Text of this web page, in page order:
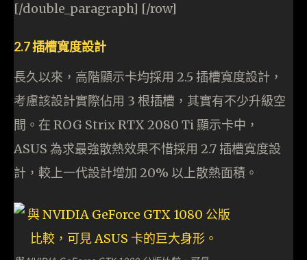
[/double_paragraph] [/row]
2.7 插槽寬度設計
長久以來，高階顯示卡均採用 2.5 插槽寬度設計，
考慮該設計實際佔用 3 根插槽，其實有不少升級空
間。在 ROG Strix RTX 2080 Ti 顯示卡中，
ASUS 為求最強散熱效果不惜採用 2.7 插槽寬度設
計，較上一代設計增加 20% 以上散熱面積。